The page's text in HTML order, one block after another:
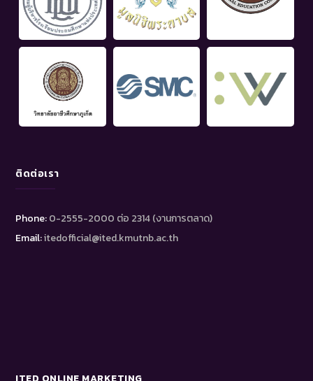
ติดต่อเรา
Phone:0-2555-2000 ต่อ 2314 (งานการตลาด)
Email:itedofficial@ited.kmutnb.ac.th